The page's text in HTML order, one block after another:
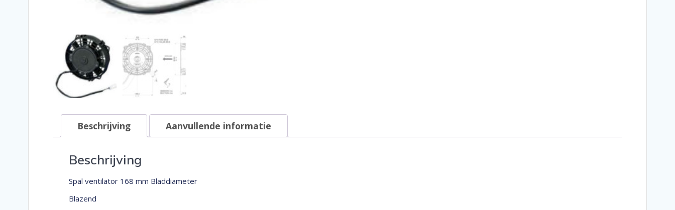
Beschrijving Aanvullende informatie
Beschrijving
Spal ventilator 168 mm Bladdiameter
Blazend